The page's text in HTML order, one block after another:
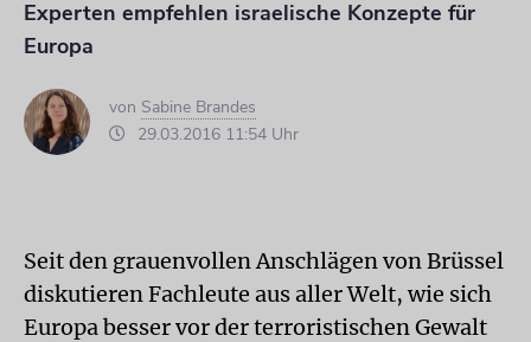
Experten empfehlen israelische Konzepte für
Europa
von Sabine Brandes
29.03.2016 11:54 Uhr
Seit den grauenvollen Anschlägen von Brüssel
diskutieren Fachleute aus aller Welt, wie sich
Europa besser vor der terroristischen Gewalt